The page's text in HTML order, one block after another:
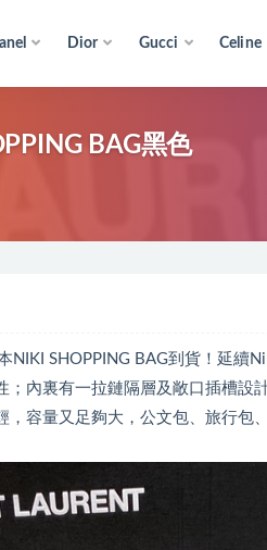
Dior Gucci Celine
BAG黑色
NIKI SHOPPING BAG到貨！延
內裏有一拉鏈隔層及敞口插槽設
容量又足夠大，公文包、旅行包